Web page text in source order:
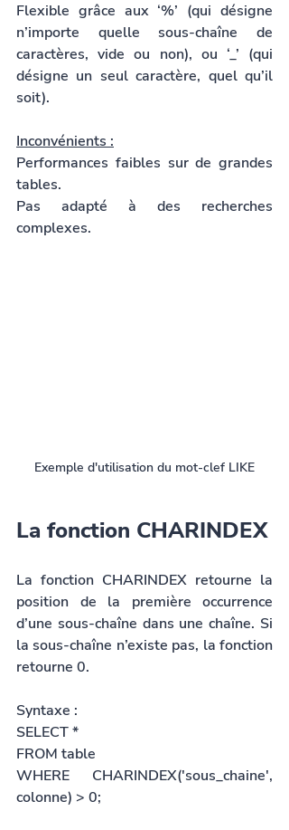
Flexible grâce aux ‘%’ (qui désigne
n’importe quelle sous-chaîne de
caractères, vide ou non), ou ‘_’ (qui
désigne un seul caractère, quel qu’il
soit).
Inconvénients :
Performances faibles sur de grandes
tables.
Pas adapté à des recherches
complexes.
Exemple d'utilisation du mot-clef LIKE
La fonction CHARINDEX
La fonction CHARINDEX retourne la
position de la première occurrence
d’une sous-chaîne dans une chaîne. Si
la sous-chaîne n’existe pas, la fonction
retourne 0.
Syntaxe :
SELECT *
FROM table
WHERE CHARINDEX('sous_chaine',
colonne) > 0;